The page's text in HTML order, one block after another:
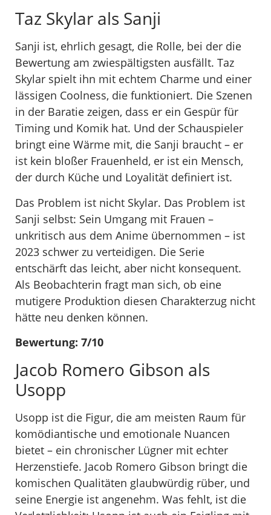
Taz Skylar als Sanji
Sanji ist, ehrlich gesagt, die Rolle, bei der die
Bewertung am zwiespältigsten ausfällt. Taz
Skylar spielt ihn mit echtem Charme und einer
lässigen Coolness, die funktioniert. Die Szenen
in der Baratie zeigen, dass er ein Gespür für
Timing und Komik hat. Und der Schauspieler
bringt eine Wärme mit, die Sanji braucht – er
ist kein bloßer Frauenheld, er ist ein Mensch,
der durch Küche und Loyalität definiert ist.
Das Problem ist nicht Skylar. Das Problem ist
Sanji selbst: Sein Umgang mit Frauen –
unkritisch aus dem Anime übernommen – ist
2023 schwer zu verteidigen. Die Serie
entschärft das leicht, aber nicht konsequent.
Als Beobachterin fragt man sich, ob eine
mutigere Produktion diesen Charakterzug nicht
hätte neu denken können.
Bewertung: 7/10
Jacob Romero Gibson als
Usopp
Usopp ist die Figur, die am meisten Raum für
komödiantische und emotionale Nuancen
bietet – ein chronischer Lügner mit echter
Herzenstiefe. Jacob Romero Gibson bringt die
komischen Qualitäten glaubwürdig rüber, und
seine Energie ist angenehm. Was fehlt, ist die